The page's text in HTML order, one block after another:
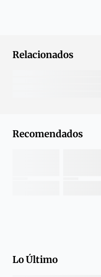
Relacionados
Recomendados
Lo Último